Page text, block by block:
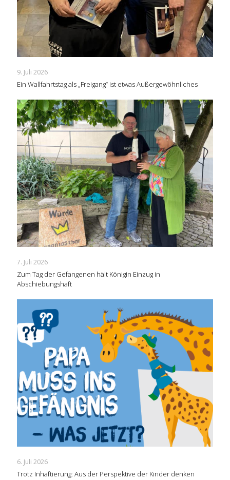
9. Juli 2026
Ein Wallfahrtstag als „Freigang“ ist etwas Außergewöhnliches
7. Juli 2026
Zum Tag der Gefangenen hält Königin Einzug in
Abschiebungshaft
6. Juli 2026
Trotz Inhaftierung: Aus der Perspektive der Kinder denken